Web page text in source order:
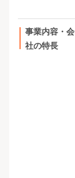
事業内容・会
社の特長